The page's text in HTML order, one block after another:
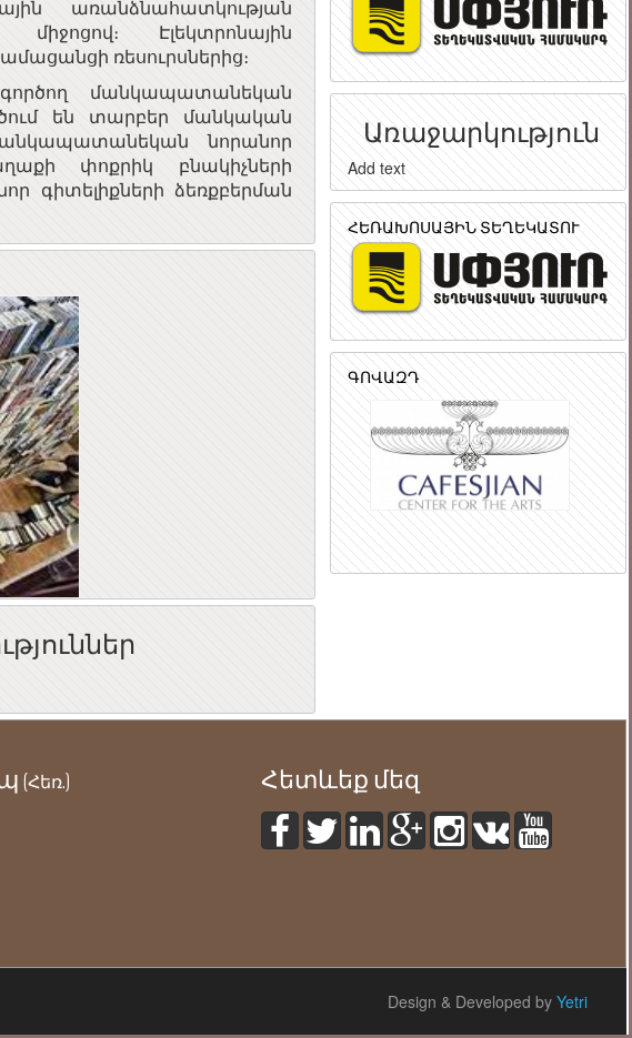
առանձնահատկության
Էլեկտրոնային
ռեսուրսներից։
մանկապատանեկան
են տարբեր մանկական
նորանոր
փոքրիկ բնակիչների
գիտելիքների ձեռքբերման
Առաջարկություն
Add text
ՀԵՌԱԽՈՍԱՅԻՆ ՏԵՂԵԿԱՏՈՒ
ԳՈՎԱԶԴ
(Հեռ.) Հետևեք մեզ
Design & Developed by Yetri